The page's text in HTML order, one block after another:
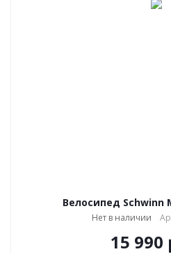
Велосипед Schwinn
Нет в наличии
15 990